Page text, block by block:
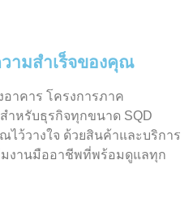
ามสำเร็จของคุณ
คาร โครงการภาค
ำหรับธุรกิจทุกขนาด SQD
ว้วางใจ ด้วยสินค้าและบริการ
งานมืออาชีพที่พร้อมดูแลทุก